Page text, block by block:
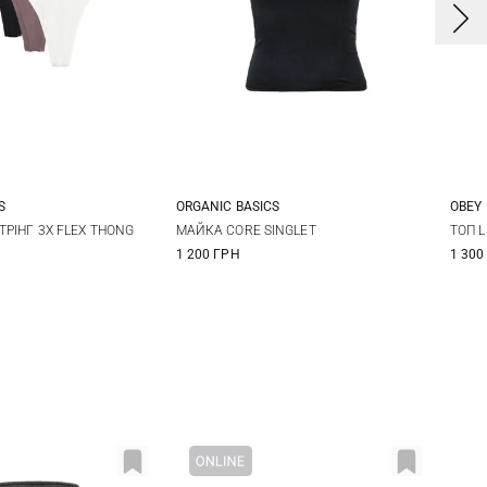
M L
3Х FLEX THONG
S M
ORGANIC BASICS
МАЙКА CORE SINGLET
1 200 ГРН
OBEY
ТОП
1